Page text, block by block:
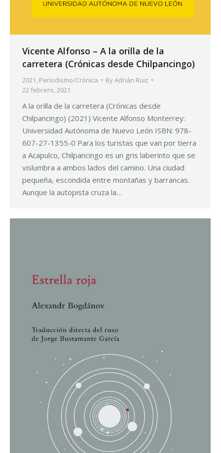
Vicente Alfonso – A la orilla de la
carretera (Crónicas desde Chilpancingo)
2021, Periodismo/Crónica ByAdrián Ruiz
22 febrero, 2021
A la orilla de la carretera (Crónicas desde
Chilpancingo) (2021) Vicente Alfonso Monterrey:
Universidad Autónoma de Nuevo León ISBN: 978-
607-27-1355-0 Para los turistas que van por tierra
a Acapulco, Chilpancingo es un gris laberinto que se
vislumbra a ambos lados del camino. Una ciudad
pequeña, escondida entre montañas y barrancas.
Aunque la autopista cruza la…